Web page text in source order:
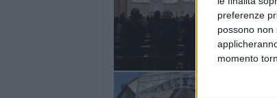
preferenze
possono
momento